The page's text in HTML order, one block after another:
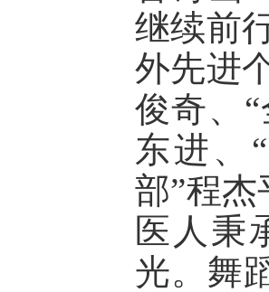
继续前
外先进
俊奇、
东进、
部”程
医人秉
光。舞